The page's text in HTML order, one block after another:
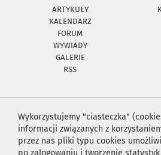
ARTYKUŁY
KALENDARZ
FORUM
WYWIADY
GALERIE
RSS
Wykorzystujemy "ciasteczka"
informacji związanych z
przez nas pliki typu cookies
po zalogowaniu i tworzenie